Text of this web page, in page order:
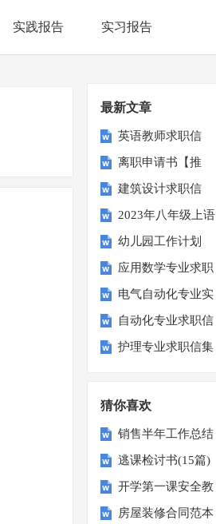
实践报告 实习报告
最新文章
英语教师求职信
离职申请书【推
荐】
建筑设计求职信
2023年八年级上语
文教学计划
幼儿园工作计划
【荐】
应用数学专业求职
信
电气自动化专业实
习报告集锦14篇
自动化专业求职信
护理专业求职信集
猜你喜欢
销售半年工作总结
(15篇)
逃课检讨书(15篇)
开学第一课安全教
育心得
房屋装修合同范本